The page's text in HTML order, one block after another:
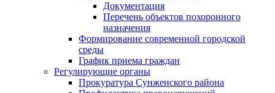
Документация
Перечень объектов похоронного
назначения
Формирование современной городской
среды
График приема граждан
Регулирующие органы
Прокуратура Сунженского района